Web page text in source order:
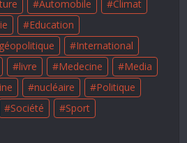
Automobile
Climat
Education
géopolitique
International
livre Medecine
Media
nucléaire
Politique
Société
Sport